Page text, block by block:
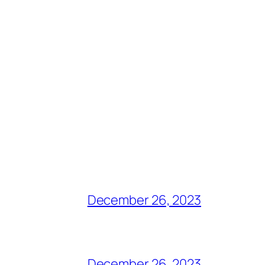
December 26, 2023